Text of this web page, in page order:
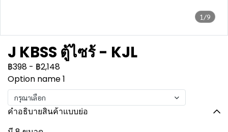
1/9
J KBSS ตู้ไซร้ - KJL
฿398 - ฿2,148
Option name 1
กรุณาเลือก
คำอธิบายสินค้าแบบย่อ